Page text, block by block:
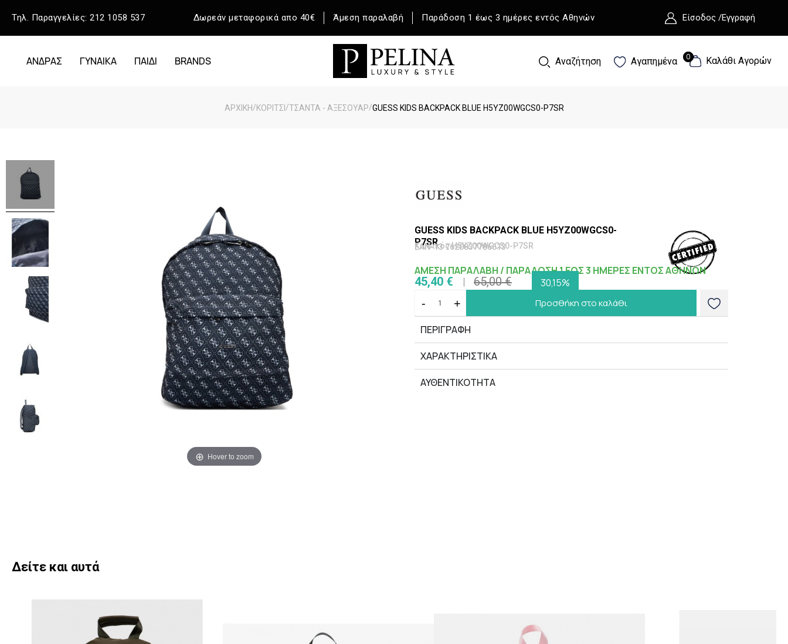
Τηλ. Παραγγελίες: 212 1058 537 Δωρεάν μεταφορικά απο 40€ Άμεση παραλαβή Παράδοση 1 έως 3 ημέρες εντός Αθηνών Είσοδος /Εγγραφή
ΑΝΔΡΑΣ ΓΥΝΑΙΚΑ ΠΑΙΔΙ BRANDS Αναζήτηση Αγαπημένα 0 Καλάθι Αγορών
0
ΑΡΧΙΚΉ/ΚΟΡΙΤΣΙ /ΤΣΑΝΤΑ - ΑΞΕΣΟΥΑΡ/GUESS KIDS BACKPACK BLUE H5YZ00WGCS0-P7SR
Hover to zoom
GUESS KIDS BACKPACK BLUE H5YZ00WGCS0-
P7SR
Κωδικός H5YZ00WGCS0-P7SR
EAN-13 7620837786613
ΑΜΕΣΗ ΠΑΡΑΛΑΒΗ / ΠΑΡΑΔΟΣΗ 1 ΕΩΣ 3 ΗΜΕΡΕΣ ΕΝΤΟΣ ΑΘΗΝΩΝ
45,40 € 65,00 €
30,15%
-
+ Προσθήκη στο καλάθι
ΠΕΡΙΓΡΑΦΗ
ΧΑΡΑΚΤΗΡΙΣΤΙΚΆ
ΑΥΘΕΝΤΙΚΟΤΗΤΑ
Δείτε και αυτά